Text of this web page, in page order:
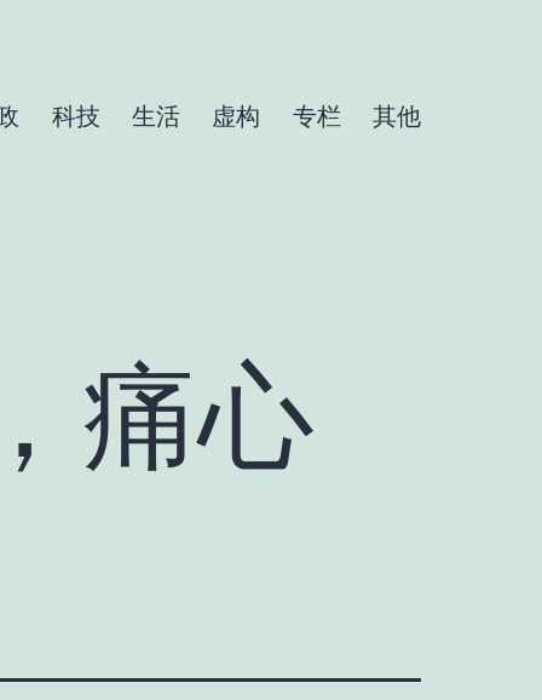
科技 生活 虚构 专栏 其他
痛心